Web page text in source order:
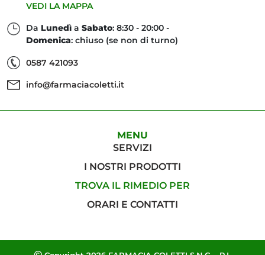
VEDI LA MAPPA
Da Lunedì a Sabato: 8:30 - 20:00 -
Domenica: chiuso (se non di turno)
0587 421093
info@farmaciacoletti.it
MENU
SERVIZI
I NOSTRI PRODOTTI
TROVA IL RIMEDIO PER
ORARI E CONTATTI